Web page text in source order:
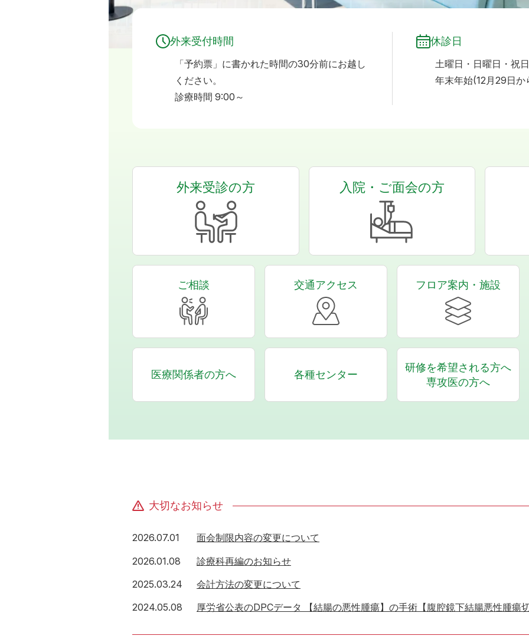
外来受付時間
「予約票」に書かれた時間の30分前にお越し
ください。
診療時間 9:00～
休診日
土曜日・日曜日・祝日
年末年始(12月29日
外来受診の方 入院・ご面会の方
ご相談 交通アクセス フロア案内・施設
医療関係者の方へ 各種センター
研修を希望される方へ
専攻医の方へ
大切なお知らせ
2026.07.01 2026年7月1日
面会制限内容の変更について
2026.01.08 2026年1月8日
診療科再編のお知らせ
2025.03.24 2025年3月24日
会計方法の変更について
2024.05.08 2024年5月8日
厚労省公表のDPCデータ 【結腸の悪性腫瘍】の手術【腹腔鏡下結腸悪性腫瘍